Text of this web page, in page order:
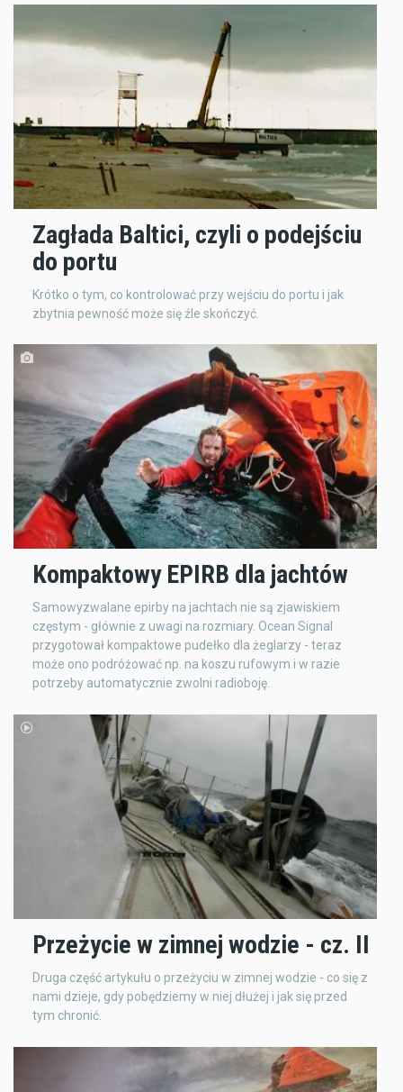
Zagłada Baltici, czyli o podejściu
do portu
Krótko o tym, co kontrolować przy wejściu do portu i jak
zbytnia pewność może się źle skończyć.
Kompaktowy EPIRB dla jachtów
Samowyzwalane epirby na jachtach nie są zjawiskiem
częstym - głównie z uwagi na rozmiary. Ocean Signal
przygotował kompaktowe pudełko dla żeglarzy - teraz
może ono podróżować np. na koszu rufowym i w razie
potrzeby automatycznie zwolni radioboję.
Przeżycie w zimnej wodzie - cz. II
Druga część artykułu o przeżyciu w zimnej wodzie - co się z
nami dzieje, gdy pobędziemy w niej dłużej i jak się przed
tym chronić.